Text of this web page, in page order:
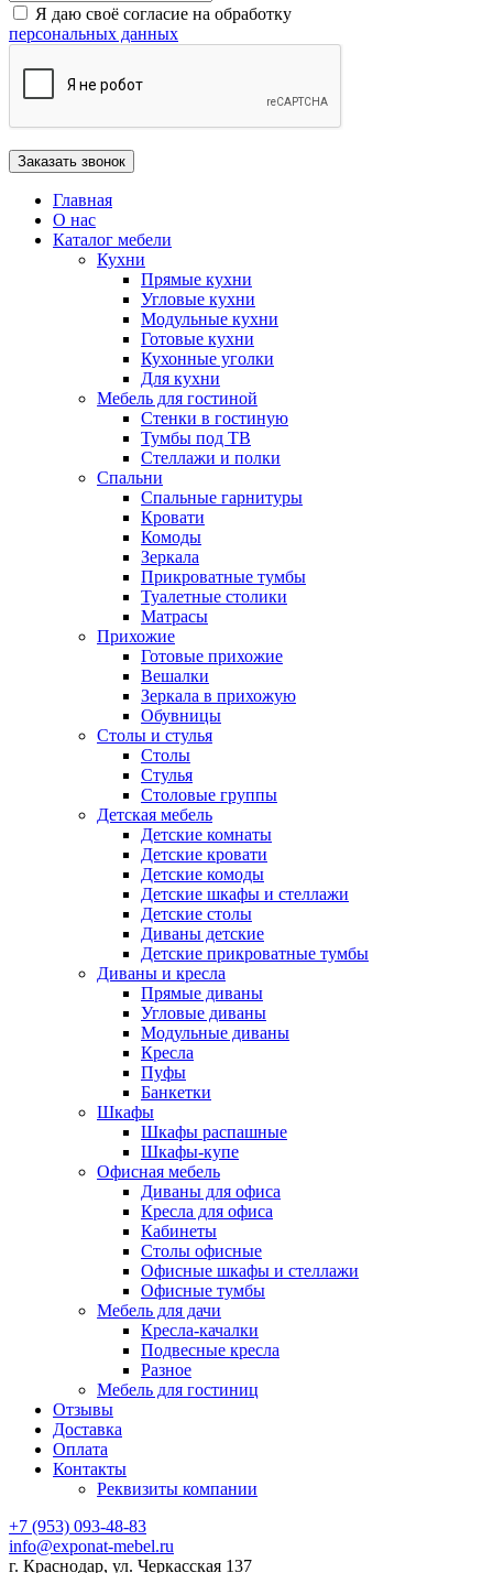
Я даю своё согласие на обработку
персональных данных
Главная
О нас
Каталог мебели
Кухни
Прямые кухни
Угловые кухни
Модульные кухни
Готовые кухни
Кухонные уголки
Для кухни
Мебель для гостиной
Стенки в гостиную
Тумбы под ТВ
Стеллажи и полки
Спальни
Спальные гарнитуры
Кровати
Комоды
Зеркала
Прикроватные тумбы
Туалетные столики
Матрасы
Прихожие
Готовые прихожие
Вешалки
Зеркала в прихожую
Обувницы
Столы и стулья
Столы
Стулья
Столовые группы
Детская мебель
Детские комнаты
Детские кровати
Детские комоды
Детские шкафы и стеллажи
Детские столы
Диваны детские
Детские прикроватные тумбы
Диваны и кресла
Прямые диваны
Угловые диваны
Модульные диваны
Кресла
Пуфы
Банкетки
Шкафы
Шкафы распашные
Шкафы-купе
Офисная мебель
Диваны для офиса
Кресла для офиса
Кабинеты
Столы офисные
Офисные шкафы и стеллажи
Офисные тумбы
Мебель для дачи
Кресла-качалки
Подвесные кресла
Разное
Мебель для гостиниц
Отзывы
Доставка
Оплата
Контакты
Реквизиты компании
+7 (953) 093-48-83
info@exponat-mebel.ru
г. Краснодар, ул. Черкасская 137